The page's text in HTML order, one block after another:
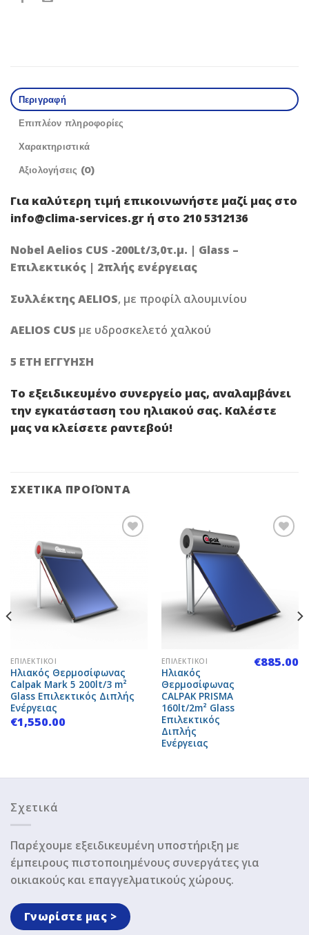
Περιγραφή
Επιπλέον πληροφορίες
Χαρακτηριστικά
Αξιολογήσεις (0)
Για καλύτερη τιμή επικοινωνήστε μαζί μας στο
info@clima-services.gr ή στο 210 5312136
Nobel Aelios CUS -200Lt/3,0τ.μ. | Glass –
Επιλεκτικός | 2πλής ενέργειας
Συλλέκτης AELIOS, με προφίλ αλουμινίου
AELIOS CUS με υδροσκελετό χαλκού
5 ΕΤΗ ΕΓΓΥΗΣΗ
Το εξειδικευμένο συνεργείο μας, αναλαμβάνει
την εγκατάσταση του ηλιακού σας. Καλέστε
μας να κλείσετε ραντεβού!
ΣΧΕΤΙΚΆ ΠΡΟΪΌΝΤΑ
ΕΠΙΛΕΚΤΙΚΟΊ
Ηλιακός Θερμοσίφωνας
Calpak Mark 5 200lt/3 m²
Glass Επιλεκτικός Διπλής
Ενέργειας
€1,550.00
Wishlist
ΕΠΙΛΕΚΤΙΚΟΊ
Ηλιακός
Θερμοσίφωνας
CALPAK PRISMA
160lt/2m² Glass
Επιλεκτικός
Διπλής
Ενέργειας
€885.00
Σχετικά
Παρέχουμε εξειδικευμένη υποστήριξη με
έμπειρους πιστοποιημένους συνεργάτες για
οικιακούς και επαγγελματικούς χώρους.
Γνωρίστε μας >